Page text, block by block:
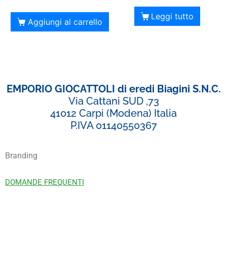
Aggiungi al carrello
Leggi tutto
EMPORIO GIOCATTOLI di eredi Biagini S.N.C.
Via Cattani SUD ,73
41012 Carpi (Modena) Italia
P.IVA 01140550367
Branding
DOMANDE FREQUENTI